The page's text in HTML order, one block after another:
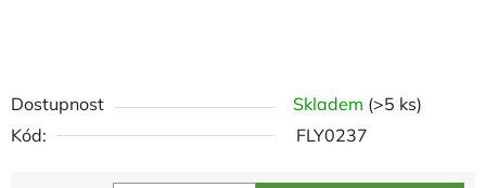
Dostupnost Skladem (>5 ks)
Kód:
FLY0237